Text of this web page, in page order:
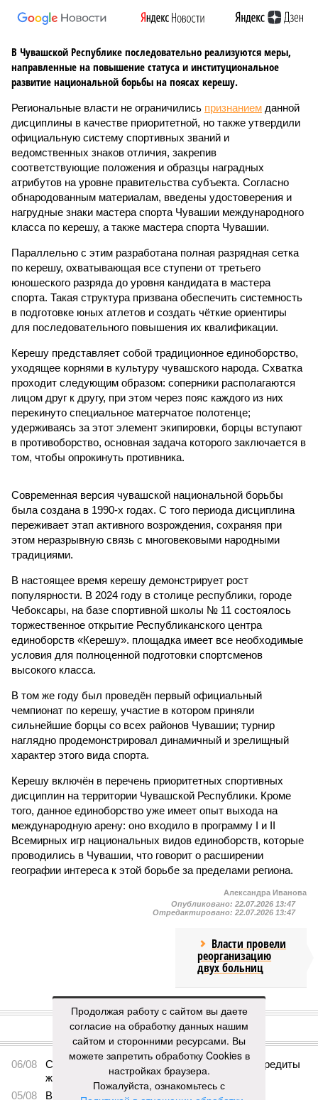
В Чувашской Республике последовательно реализуются меры,
направленные на повышение статуса и институциональное
развитие национальной борьбы на поясах керешу.
Региональные власти не ограничились признанием данной
дисциплины в качестве приоритетной, но также утвердили
официальную систему спортивных званий и
ведомственных знаков отличия, закрепив
соответствующие положения и образцы наградных
атрибутов на уровне правительства субъекта. Согласно
обнародованным материалам, введены удостоверения и
нагрудные знаки мастера спорта Чувашии международного
класса по керешу, а также мастера спорта Чувашии.
Параллельно с этим разработана полная разрядная сетка
по керешу, охватывающая все ступени от третьего
юношеского разряда до уровня кандидата в мастера
спорта. Такая структура призвана обеспечить системность
в подготовке юных атлетов и создать чёткие ориентиры
для последовательного повышения их квалификации.
Керешу представляет собой традиционное единоборство,
уходящее корнями в культуру чувашского народа. Схватка
проходит следующим образом: соперники располагаются
лицом друг к другу, при этом через пояс каждого из них
перекинуто специальное матерчатое полотенце;
удерживаясь за этот элемент экипировки, борцы вступают
в противоборство, основная задача которого заключается в
том, чтобы опрокинуть противника.
Современная версия чувашской национальной борьбы
была создана в 1990-х годах. С того периода дисциплина
переживает этап активного возрождения, сохраняя при
этом неразрывную связь с многовековыми народными
традициями.
В настоящее время керешу демонстрирует рост
популярности. В 2024 году в столице республики, городе
Чебоксары, на базе спортивной школы № 11 состоялось
торжественное открытие Республиканского центра
единоборств «Керешу». площадка имеет все необходимые
условия для полноценной подготовки спортсменов
высокого класса.
В том же году был проведён первый официальный
чемпионат по керешу, участие в котором приняли
сильнейшие борцы со всех районов Чувашии; турнир
наглядно продемонстрировал динамичный и зрелищный
характер этого вида спорта.
Керешу включён в перечень приоритетных спортивных
дисциплин на территории Чувашской Республики. Кроме
того, данное единоборство уже имеет опыт выхода на
международную арену: оно входило в программу I и II
Всемирных игр национальных видов единоборств, которые
проводились в Чувашии, что говорит о расширении
географии интереса к этой борьбе за пределами региона.
Александра Иванова
Опубликовано: 22.07.2026 13:47
Отредактировано: 22.07.2026 13:47
Власти провели
реорганизацию
двух больниц
КОММЕНТАРИИ 0
ПОСЛЕДНИЕ НОВОСТИ
06/08
Суд аннулировал ошибочно оформленные кредиты
жителя Чебоксар
05/08
В Чебоксарах снесут 46 строений рядом с
Продолжая работу с сайтом вы даете
согласие на обработку данных нашим
сайтом и сторонними ресурсами. Вы
можете запретить обработку Cookies в
настройках браузера.
Пожалуйста, ознакомьтесь с